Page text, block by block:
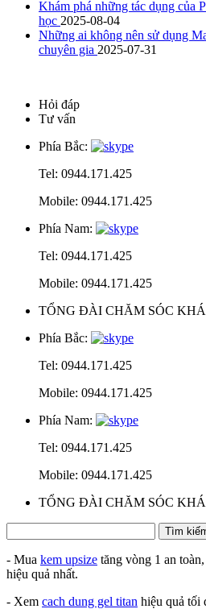
Khám phá những tác dụng của
học 2025-08-04
Những ai không nên sử dụng
chuyên gia 2025-07-31
Hỏi đáp
Tư vấn
Phía Bắc:
Tel: 0944.171.425
Mobile: 0944.171.425
Phía Nam:
Tel: 0944.171.425
Mobile: 0944.171.425
TỔNG ĐÀI CHĂM SÓC
Phía Bắc:
Tel: 0944.171.425
Mobile: 0944.171.425
Phía Nam:
Tel: 0944.171.425
Mobile: 0944.171.425
TỔNG ĐÀI CHĂM SÓC
- Mua kem upsize tăng vòng 1 an toàn,
hiệu quả nhất.
- Xem cach dung gel titan hiệu quả tối